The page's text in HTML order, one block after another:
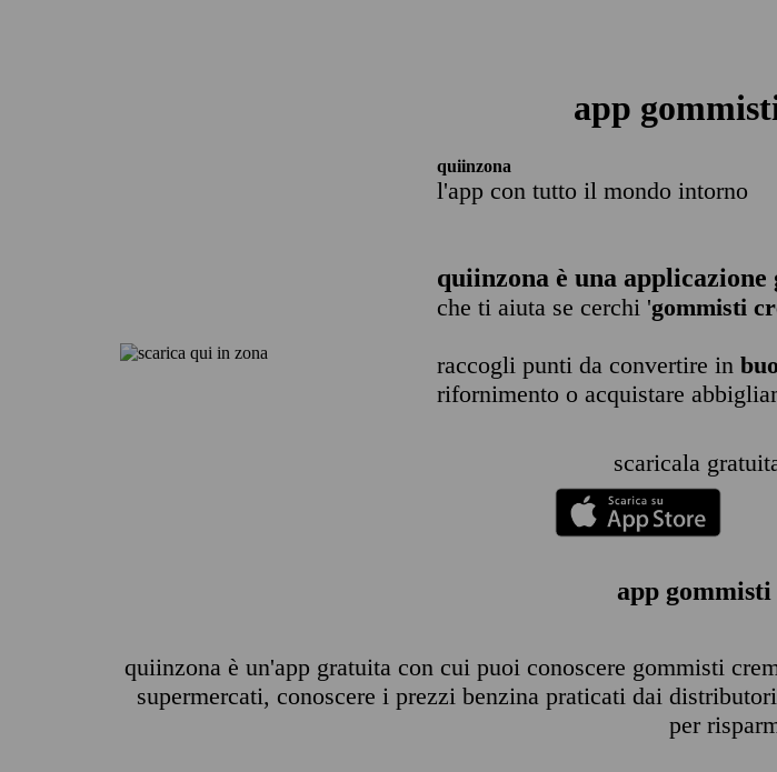
app
quiinzona
l'app con tutto il mondo intorno
quiinzona è una
che ti aiuta se cerchi 'gommisti
raccogli punti da convertire in
rifornimento o acquistare
scaricala
app
quiinzona è un'app gratuita con cui puoi conoscere gommisti
supermercati, conoscere i prezzi benzina praticati dai
per